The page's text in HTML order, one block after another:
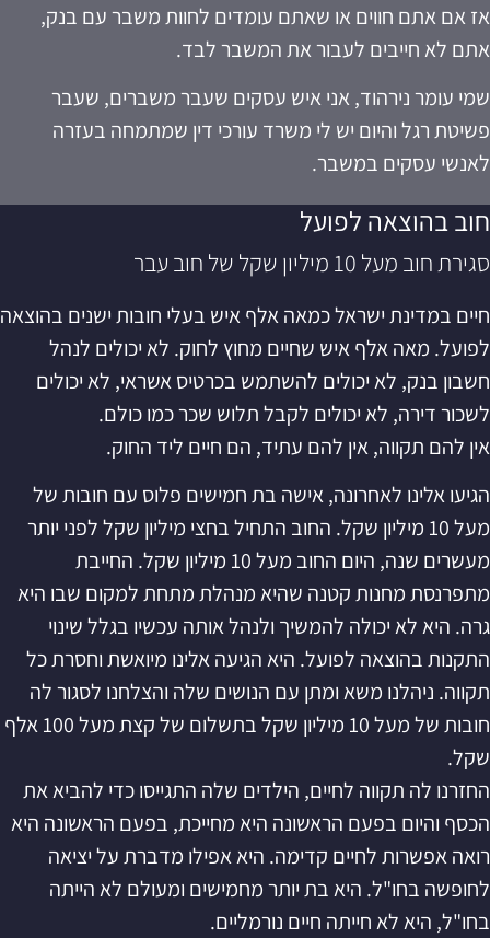
אז אם אתם חווים או שאתם עומדים לחוות משבר עם בנק,
אתם לא חייבים לעבור את המשבר לבד.
שמי עומר נירהוד, אני איש עסקים שעבר משברים, שעבר
פשיטת רגל והיום יש לי משרד עורכי דין שמתמחה בעזרה
לאנשי עסקים במשבר.
חוב בהוצאה לפועל
סגירת חוב מעל 10 מיליון שקל של חוב עבר
חיים במדינת ישראל כמאה אלף איש בעלי חובות ישנים בהוצאה
לפועל. מאה אלף איש שחיים מחוץ לחוק. לא יכולים לנהל
חשבון בנק, לא יכולים להשתמש בכרטיס אשראי, לא יכולים
לשכור דירה, לא יכולים לקבל תלוש שכר כמו כולם.
אין להם תקווה, אין להם עתיד, הם חיים ליד החוק.
הגיעו אלינו לאחרונה, אישה בת חמישים פלוס עם חובות של
מעל 10 מיליון שקל. החוב התחיל בחצי מיליון שקל לפני יותר
מעשרים שנה, היום החוב מעל 10 מיליון שקל. החייבת
מתפרנסת מחנות קטנה שהיא מנהלת מתחת למקום שבו היא
גרה. היא לא יכולה להמשיך ולנהל אותה עכשיו בגלל שינוי
התקנות בהוצאה לפועל. היא הגיעה אלינו מיואשת וחסרת כל
תקווה. ניהלנו משא ומתן עם הנושים שלה והצלחנו לסגור לה
חובות של מעל 10 מיליון שקל בתשלום של קצת מעל 100 אלף
שקל.
החזרנו לה תקווה לחיים, הילדים שלה התגייסו כדי להביא את
הכסף והיום בפעם הראשונה היא מחייכת, בפעם הראשונה היא
רואה אפשרות לחיים קדימה. היא אפילו מדברת על יציאה
לחופשה בחו"ל. היא בת יותר מחמישים ומעולם לא הייתה
בחו"ל, היא לא חייתה חיים נורמליים.